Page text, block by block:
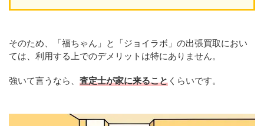
そのため、「福ちゃん」と「ジョイラボ」の出張買取におい
ては、利用する上でのデメリットは特にありません。
強いて言うなら、 査定士が家に来ること くらいです。